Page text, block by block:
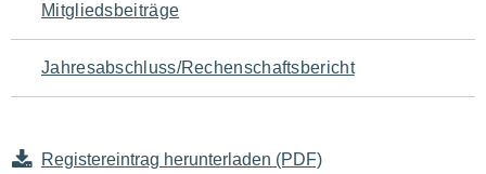
Mitgliedsbeiträge
Jahresabschluss/Rechenschaftsbericht
Registereintrag herunterladen (PDF)